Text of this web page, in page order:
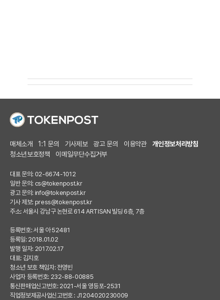
매체소개 1:1 문의 기사제보 광고 문의 이용약관
개인정보처리방침
청소년보호정책
이메일무단수집거부
대표 문의: 02-6674-1012
일반 문의: cs@tokenpost.kr
광고 문의: info@tokenpost.kr
기사 제보: press@tokenpost.kr
주소: 서울시 강남구 논현로 614 ARTISAN 빌딩 6층, 7층
등록번호: 서울 아 52481
등록일: 2018.01.02
발행 일자: 2017.02.17
대표: 김지호
청소년 보호 책임자: 전영빈
사업자 등록번호: 232-88-00885
통신판매업신고번호: 2021-서울 영등포-2531
직업정보제공사업신고번호 : J1204020230009